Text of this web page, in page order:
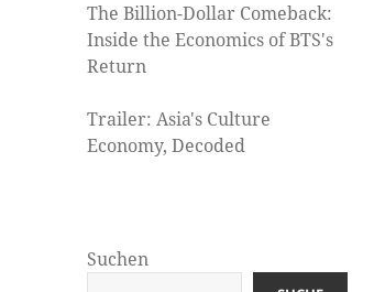
The Billion-Dollar Comeback:
Inside the Economics of BTS's
Return
Trailer: Asia's Culture
Economy, Decoded
Suchen